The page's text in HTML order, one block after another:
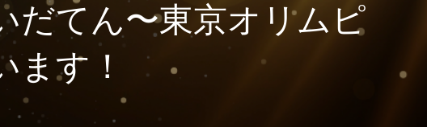
だてん〜東京オリムピ
ます！